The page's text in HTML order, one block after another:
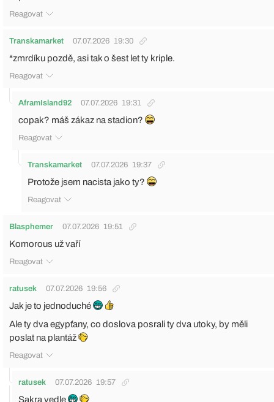
Reagovat
Transkamarket 07.07.2026 19:30
*zmrdíku pozdě, asi tak o šest let ty kriple.
Reagovat
AframIsland92 07.07.2026 19:31
copak? máš zákaz na stadion?
Reagovat
Transkamarket 07.07.2026 19:37
Protože jsem nacista jako ty?
Reagovat
Blasphemer 07.07.2026 19:51
Komorous už vaří
Reagovat
ratusek 07.07.2026 19:56
Jak je to jednoduché
Ale ty dva egypťany, co doslova posrali ty dva utoky, by měli
poslat na plantáž
Reagovat
ratusek 07.07.2026 19:57
Sakra vedle